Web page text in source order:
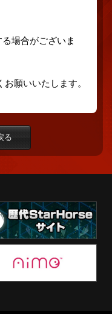
場合がございま
願いいたします。
る